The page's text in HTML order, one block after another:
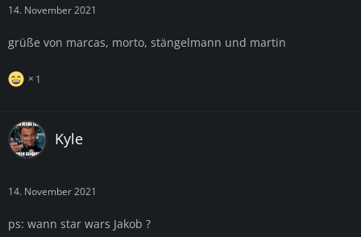
14. November 2021
grüße von marcas, morto, stängelmann und martin
1
Kyle
14. November 2021
ps: wann star wars Jakob ?